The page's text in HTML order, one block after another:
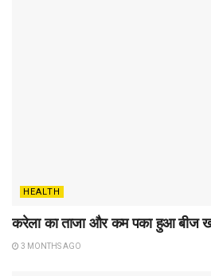
HEALTH
करेला का ताजा और कम पका हुआ बीज
3 MONTHS AGO